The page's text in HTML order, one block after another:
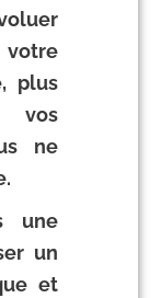
votre
plus
vos
ne
une
un
et